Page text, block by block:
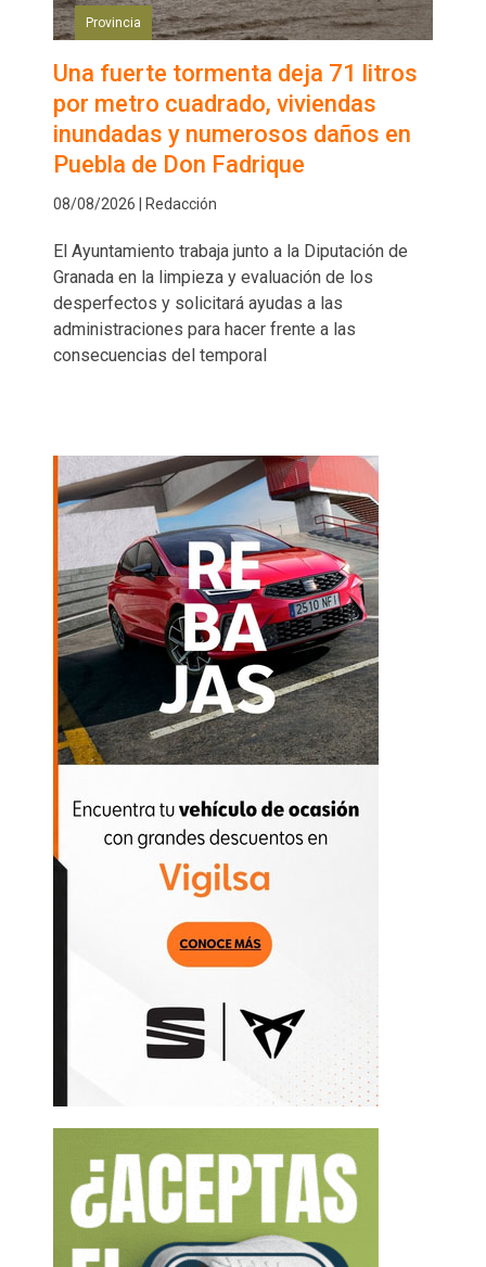
Provincia
Una fuerte tormenta deja 71 litros
por metro cuadrado, viviendas
inundadas y numerosos daños en
Puebla de Don Fadrique
08/08/2026 | Redacción
El Ayuntamiento trabaja junto a la Diputación de
Granada en la limpieza y evaluación de los
desperfectos y solicitará ayudas a las
administraciones para hacer frente a las
consecuencias del temporal